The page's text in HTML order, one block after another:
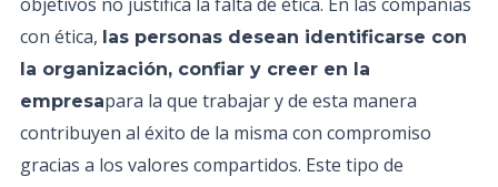
con ética, las personas desean identificarse con
la organización, confiar y creer en la
empresapara la que trabajar y de esta manera
contribuyen al éxito de la misma con compromiso
gracias a los valores compartidos. Este tipo de